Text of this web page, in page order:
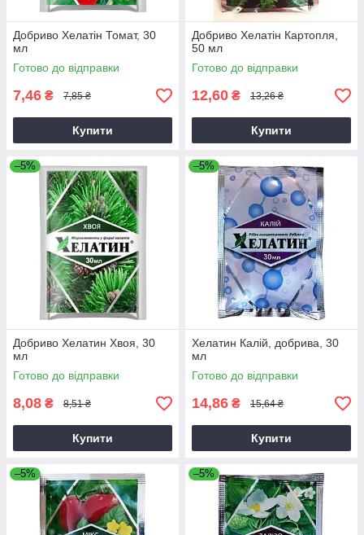
Добриво Хелатін Томат, 30
мл
Готово до відправки
7,46 ₴ 7,85 ₴
Купити
Добриво Хелатін Картопля,
50 мл
Готово до відправки
12,60 ₴ 13,26 ₴
Купити
–5%
Добриво Хелатин Хвоя, 30
мл
Готово до відправки
8,08 ₴ 8,51 ₴
Купити
–5%
Хелатин Калій, добрива, 30
мл
Готово до відправки
14,86 ₴ 15,64 ₴
Купити
–5% –5%